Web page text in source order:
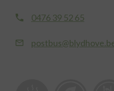
0476 39 52 65